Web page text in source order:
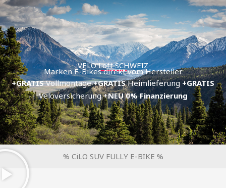
Zum
Inhalt
springen
VELO Loft SCHWEIZ
Marken E-Bikes direkt vom Hersteller
+GRATISVollmontage+GRATISHeimlieferung +GRATIS
Veloversicherung +NEU 0% Finanzierung
% CiLO SUV FULLY E-BIKE %